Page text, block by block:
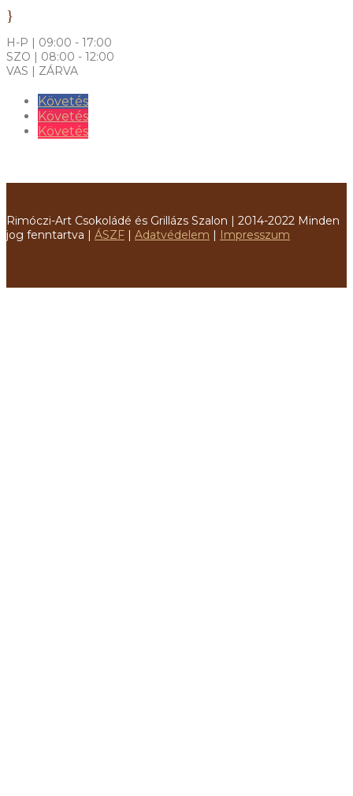
}
H-P | 09:00 - 17:00
SZO | 08:00 - 12:00
VAS | ZÁRVA
Követés
Követés
Követés
Rimóczi-Art Csokoládé és Grillázs Szalon | 2014-2022 Minden
jog fenntartva | ÁSZF | Adatvédelem | Impresszum